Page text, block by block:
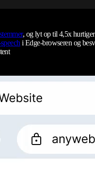
, og lyt op til 4,5x
i Edge-browseren og